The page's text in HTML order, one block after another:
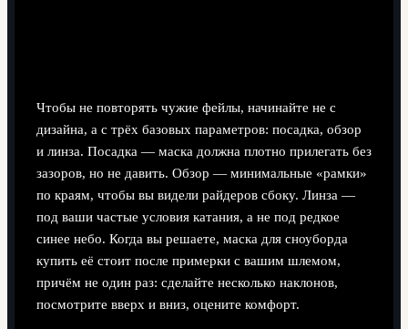
Чтобы не повторять чужие фейлы, начинайте не с
дизайна, а с трёх базовых параметров: посадка, обзор
и линза. Посадка — маска должна плотно прилегать без
зазоров, но не давить. Обзор — минимальные «рамки»
по краям, чтобы вы видели райдеров сбоку. Линза —
под ваши частые условия катания, а не под редкое
синее небо. Когда вы решаете, маска для сноуборда
купить её стоит после примерки с вашим шлемом,
причём не один раз: сделайте несколько наклонов,
посмотрите вверх и вниз, оцените комфорт.